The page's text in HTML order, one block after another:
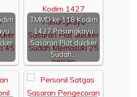
TMMD ke 118 Kodim
1427 Pasangkayu
Sasaran Plat duicker
Sudah…